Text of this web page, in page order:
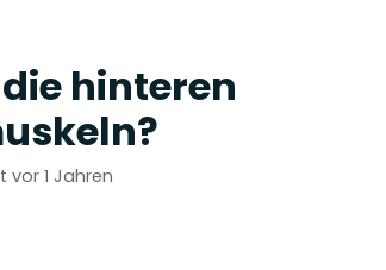
hinteren
vor 1 Jahren